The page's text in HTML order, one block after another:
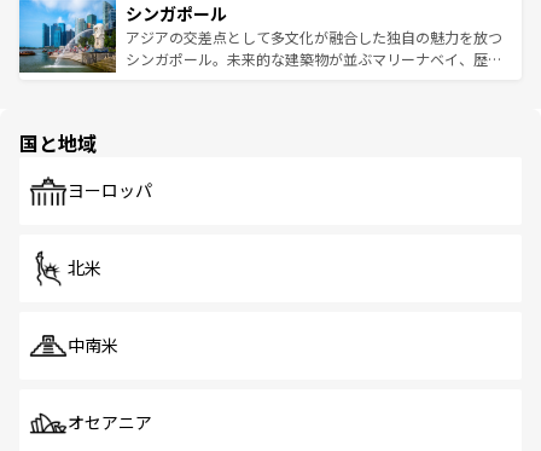
参照してほしい。
激する。気候は一年中温暖で、どの季節にも異なる楽しみ
が待っている。親しみやすいタイの人々、仏教を中心とし
た文化、そして多様な観光資源が、訪れる旅人を魅了し続
み、どこを訪れても感動するはず。観光スポットが密集し
ており、効率よく見どころを回れるのも魅力。息をのむよ
うな絶景から文化的な体験まで、香港を存分に楽しみ尽く
シンガポール
アジアの交差点として多文化が融合した独自の魅力を放つ
シンガポール。未来的な建築物が並ぶマリーナベイ、歴史
で、ホーカーズは地元の風情を楽しめる外せないスポット
国と地域
ヨーロッパ
北米
中南米
オセアニア